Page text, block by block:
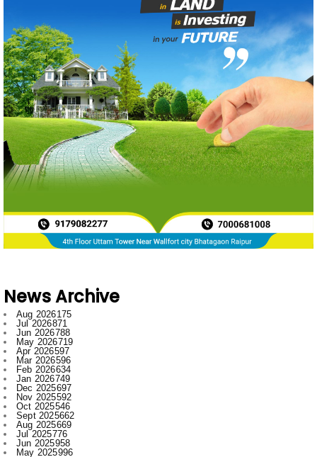
News Archive
Jun 2026
788
May 2026719
Apr 2026597
Mar 2026596
Feb 2026634
Jan 2026749
Dec 2025697
Nov 2025592
Oct 2025546
Sept 2025662
Aug 2025669
Jul 2025776
Jun 2025958
May 2025996
Apr 2025918
Mar 2025974
Feb 2025797
Jan 20251008